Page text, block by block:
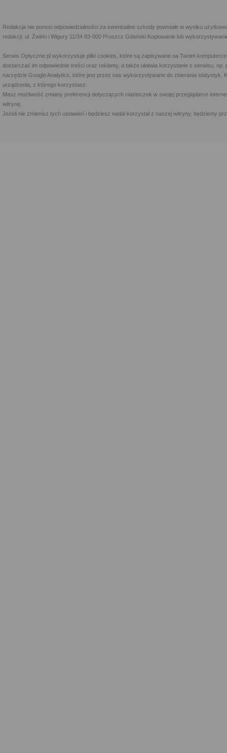
Redakcja nie ponosi odpowiedzialności za ewentualne szkody powstałe w wyniku
redakcji: ul. Żwirki i Wigury 11/34 83-000 Pruszcz Gdański Kopiowanie lub
Serwis Optyczne.pl wykorzystuje pliki cookies, które są zapisywane na Twoim
dostarczać im odpowiednie treści oraz reklamy, a także ułatwia korzystanie z serwisu,
narzędzie Google Analytics, które jest przez nas wykorzystywane do zbierania statystyk.
urządzenia, z którego korzystasz.
Masz możliwość zmiany preferencji dotyczących ciasteczek w swojej przeglądarce
witrynę.
Jeżeli nie zmienisz tych ustawień i będziesz nadal korzystał z naszej witryny, będziemy